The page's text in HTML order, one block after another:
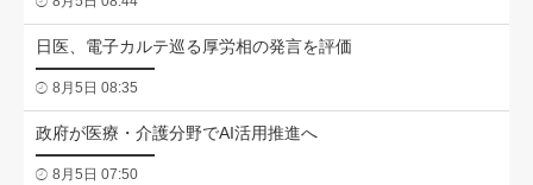
日医、電子カルテ巡る厚労相の発言を評価
8月5日 08:35
政府が医療・介護分野でAI活用推進へ
8月5日 07:50